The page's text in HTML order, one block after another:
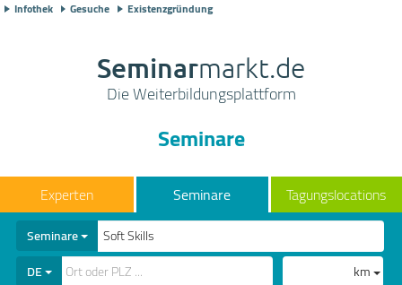
Infothek Gesuche Existenzgründung
Seminarmarkt.de
Die Weiterbildungsplattform
Seminare
Seminare Tagungslocations
Seminare
DE
km